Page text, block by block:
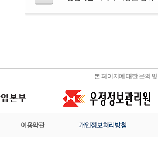
본 페이지에 대한 문의